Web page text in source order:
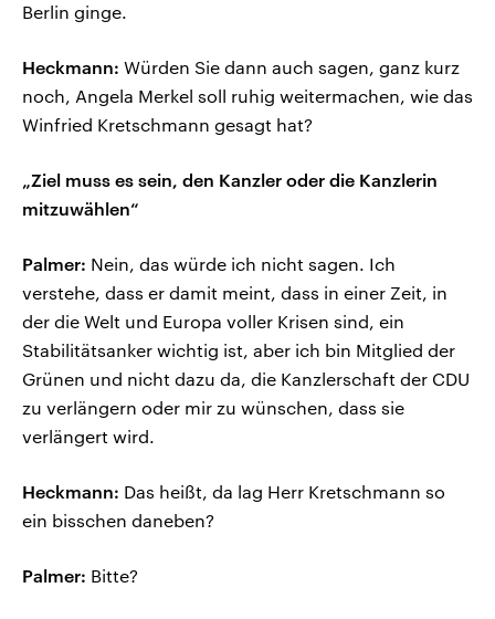
Berlin ginge.
Heckmann: Würden Sie dann auch sagen, ganz kurz
noch, Angela Merkel soll ruhig weitermachen, wie das
Winfried Kretschmann gesagt hat?
„Ziel muss es sein, den Kanzler oder die Kanzlerin
mitzuwählen“
Palmer: Nein, das würde ich nicht sagen. Ich
verstehe, dass er damit meint, dass in einer Zeit, in
der die Welt und Europa voller Krisen sind, ein
Stabilitätsanker wichtig ist, aber ich bin Mitglied der
Grünen und nicht dazu da, die Kanzlerschaft der CDU
zu verlängern oder mir zu wünschen, dass sie
verlängert wird.
Heckmann: Das heißt, da lag Herr Kretschmann so
ein bisschen daneben?
Palmer: Bitte?